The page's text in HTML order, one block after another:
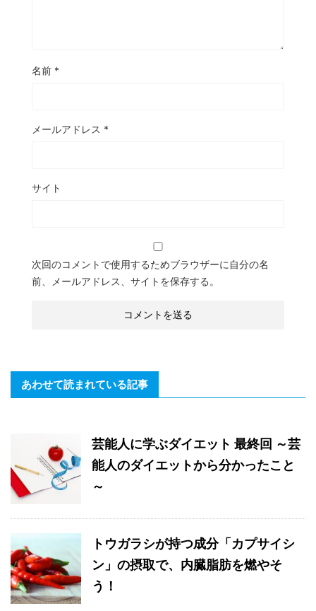
名前 *
メールアドレス *
サイト
次回のコメントで使用するためブラウザーに自分の名
前、メールアドレス、サイトを保存する。
あわせて読まれている記事
芸能人に学ぶダイエット 最終回 ～芸
能人のダイエットから分かったこと
～
トウガラシが持つ成分「カプサイシ
ン」の摂取で、内臓脂肪を燃やそ
う！